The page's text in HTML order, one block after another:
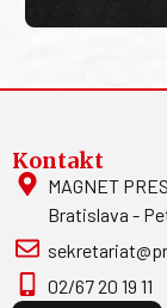
Kontakt
MAGNET
Bratislava -
02/67 20 19 11